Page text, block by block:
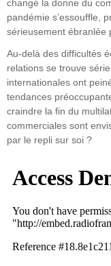
changé la donne du
pandémie s’essouffle,
sérieusement ébranlée
Au-delà des difficultés
relations se trouve
internationales ont
tendances
craindre la fin du
commerciales sont
par le repli sur soi ?